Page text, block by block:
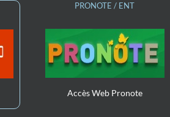
PRONOTE / ENT
Accès Web Pronote